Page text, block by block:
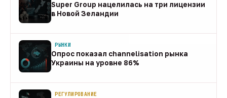
Super Group нацелилась на три лицензии
в Новой Зеландии
РЫНКИ
Опрос показал channelisation рынка
Украины на уровне 86%
РЕГУЛИРОВАНИЕ